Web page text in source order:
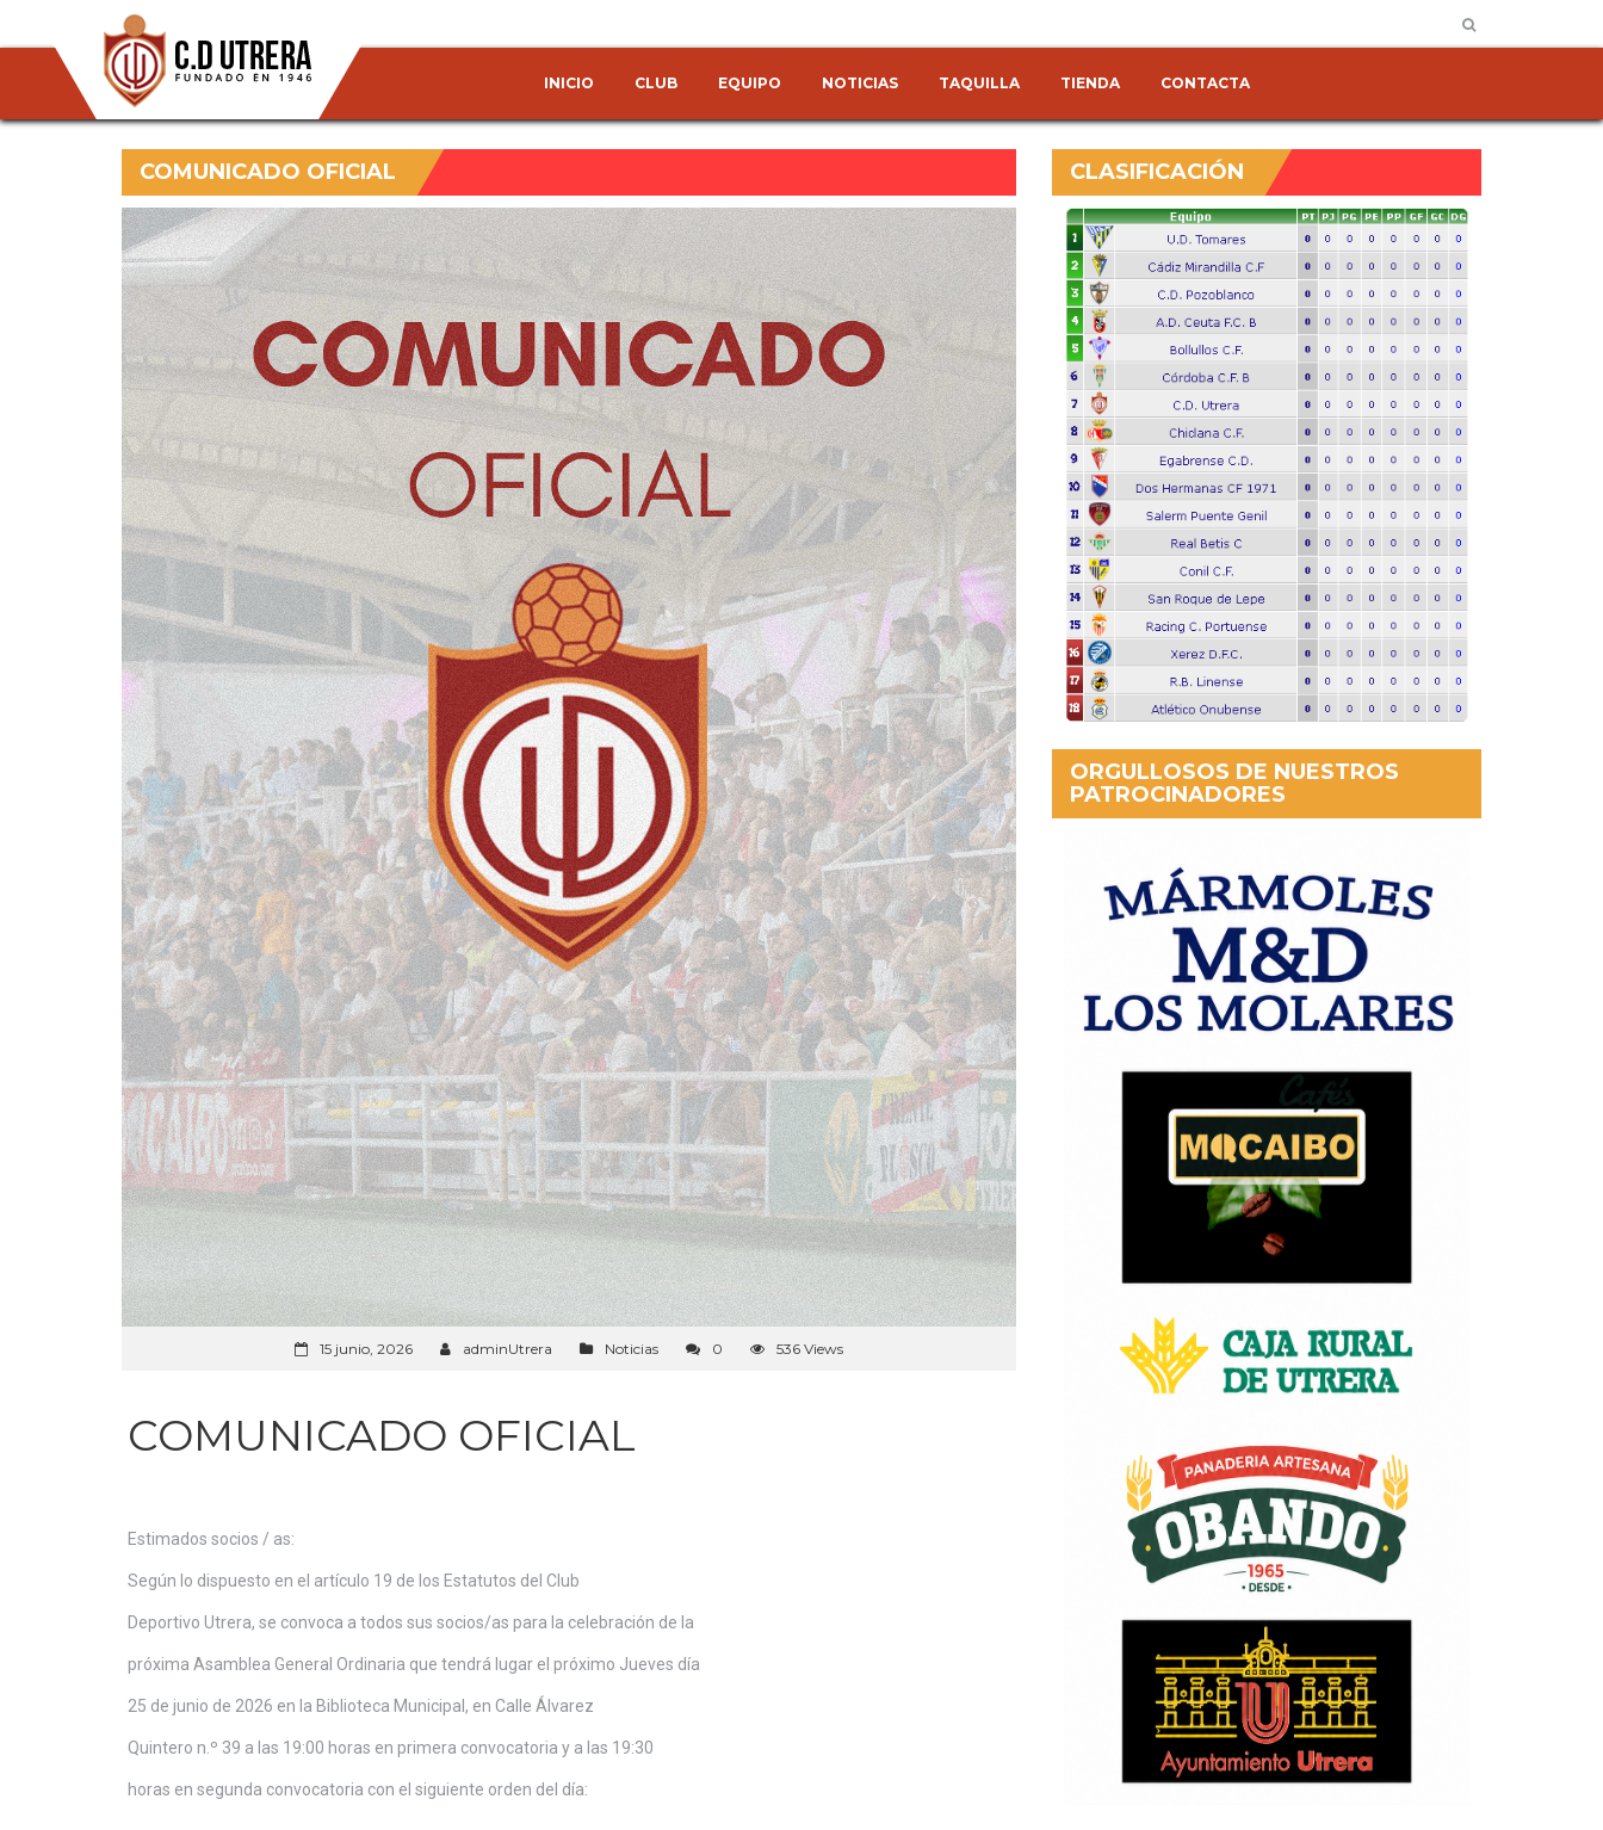
INICIO CLUB EQUIPO NOTICIAS TAQUILLA TIENDA CONTACTA
COMUNICADO OFICIAL
15 junio, 2026 adminUtrera Noticias 0 536 Views
COMUNICADO OFICIAL
Estimados socios / as:
Según lo dispuesto en el artículo 19 de los Estatutos del Club
Deportivo Utrera, se convoca a todos sus socios/as para la celebración de la
próxima Asamblea General Ordinaria que tendrá lugar el próximo Jueves día
25 de junio de 2026 en la Biblioteca Municipal, en Calle Álvarez
Quintero n.º 39 a las 19:00 horas en primera convocatoria y a las 19:30
horas en segunda convocatoria con el siguiente orden del día:
CLASIFICACIÓN
ORGULLOSOS DE NUESTROS
PATROCINADORES